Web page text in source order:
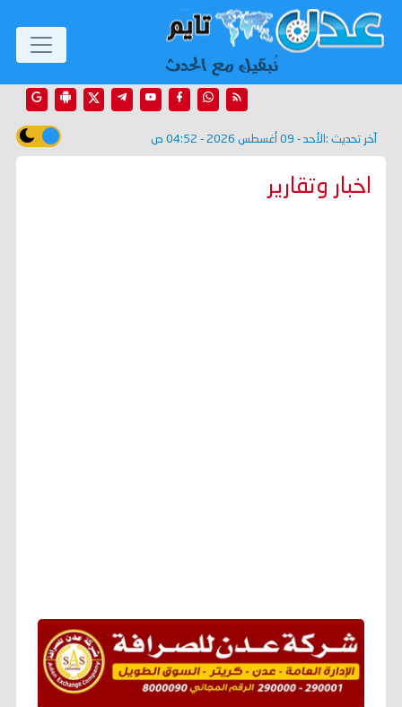
آخر تحديث : الأحد - 09 أغسطس 2026 - 04:52 ص
اخبار وتقارير